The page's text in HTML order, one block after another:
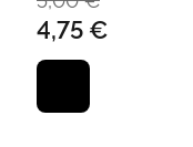
4,75 €